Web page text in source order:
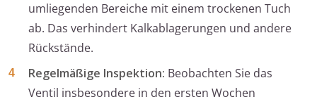
umliegenden Bereiche mit einem trockenen Tuch
ab. Das verhindert Kalkablagerungen und andere
Rückstände.
Regelmäßige Inspektion: Beobachten Sie das
Ventil insbesondere in den ersten Wochen